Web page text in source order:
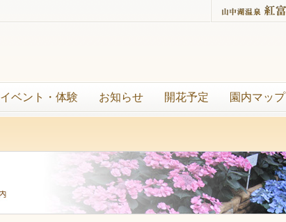
イベント・体験 お知らせ 開花予定 園内マップ